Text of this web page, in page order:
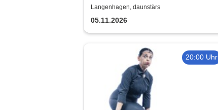
verblühen - Männer verduften
Langenhagen, daunstärs
05.11.2026
20:00 Uhr